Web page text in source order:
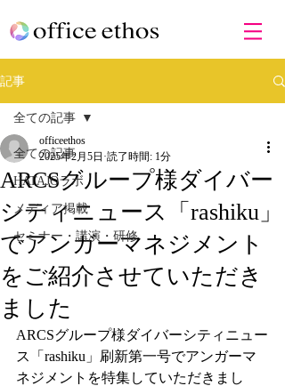
記事
全ての記事
HATAJOラボ
メディア掲載
セミナー・講演・研修
全ての記事
ARCSグループ様ダイバー
シティニュース「rashiku」
でアンガーマネジメント
をご紹介させていただき
ました
officeethos
2025年2月5日 読了時間: 1分
ARCSグループ様ダイバーシティニュー
ス「rashiku」刷新第一号でアンガーマ
ネジメントを特集していただきまし